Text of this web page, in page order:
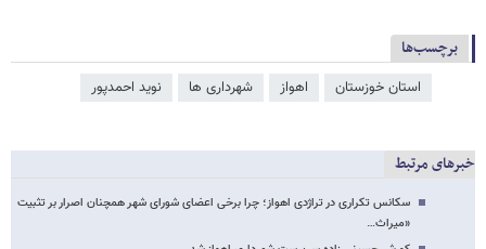
برچسب‌ها
استان خوزستان اهواز شهرداری ها نوید احمدپور
خبرهای مرتبط
سکانس تکراری در تراژدی اهواز؛ چرا برخی اعضای شورای شهر همچنان اصرار بر تثبیت
«میراث…